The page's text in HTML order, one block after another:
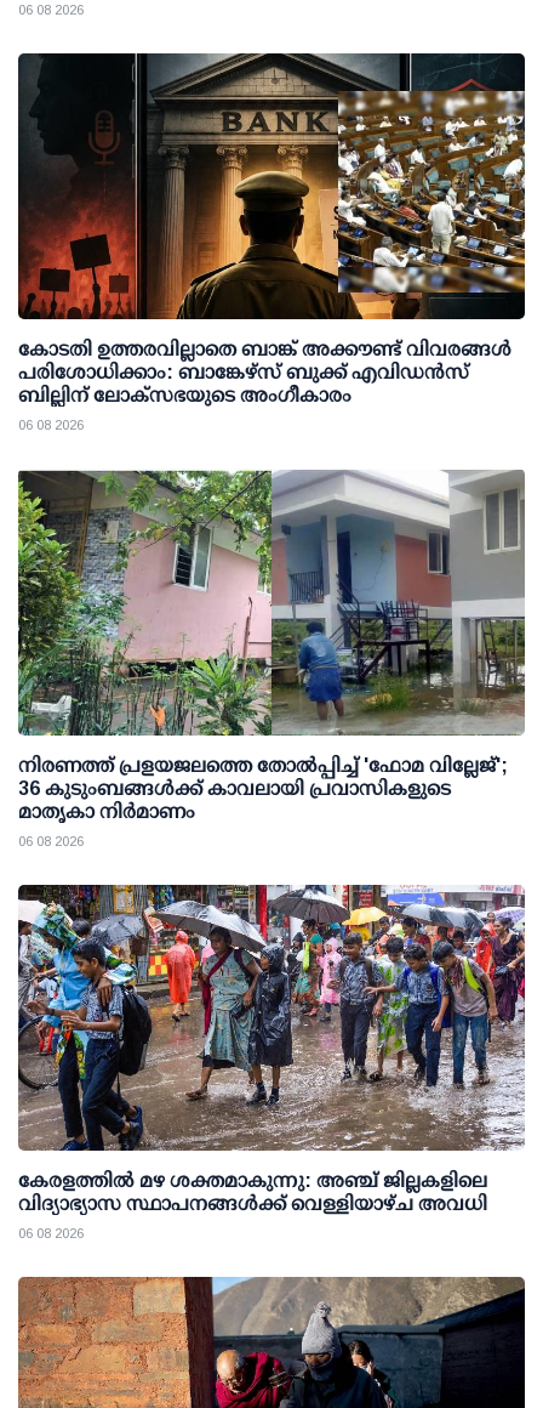
06 08 2026
കോടതി ഉത്തരവില്ലാതെ ബാങ്ക് അക്കൗണ്ട് വിവരങ്ങള്‍
പരിശോധിക്കാം: ബാങ്കേഴ്സ് ബുക്ക് എവിഡന്‍സ്
ബില്ലിന് ലോക്സഭയുടെ അംഗീകാരം
06 08 2026
നിരണത്ത് പ്രളയജലത്തെ തോല്‍പ്പിച്ച് 'ഫോമ വില്ലേജ്';
36 കുടുംബങ്ങള്‍ക്ക് കാവലായി പ്രവാസികളുടെ
മാതൃകാ നിര്‍മാണം
06 08 2026
കേരളത്തില്‍ മഴ ശക്തമാകുന്നു: അഞ്ച് ജില്ലകളിലെ
വിദ്യാഭ്യാസ സ്ഥാപനങ്ങള്‍ക്ക് വെള്ളിയാഴ്ച അവധി
06 08 2026